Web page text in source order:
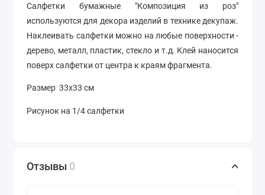
Салфетки бумажные "Композиция из роз"
используются для декора изделий в технике декупаж.
Наклеивать салфетки можно на любые поверхности -
дерево, металл, пластик, стекло и т.д. Клей наносится
поверх салфетки от центра к краям фрагмента.
Размер 33х33 см
Рисунок на 1/4 салфетки
Отзывы 0